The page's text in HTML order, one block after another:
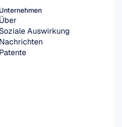
Unternehmen
Über
Soziale Auswirkung
Nachrichten
Patente